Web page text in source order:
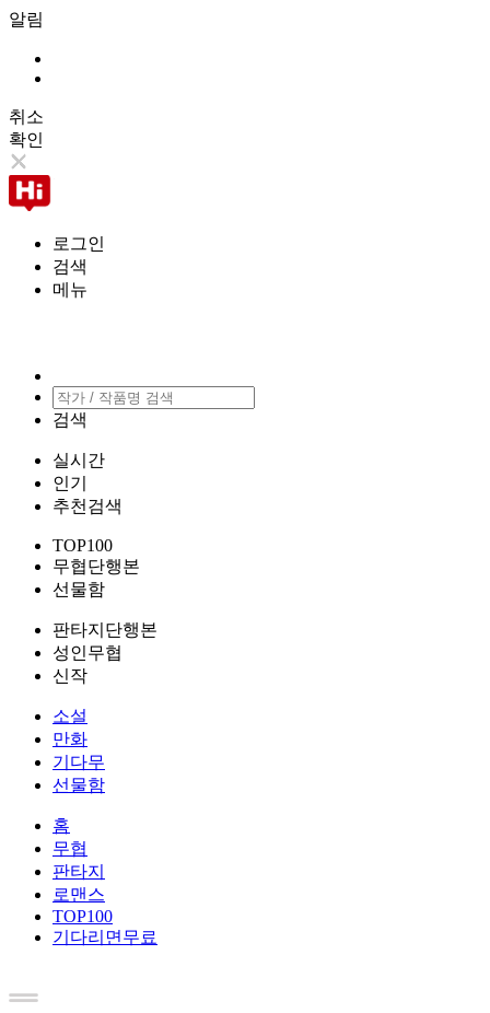
알림
취소
확인
로그인
검색
메뉴
검색
실시간
인기
추천검색
TOP100
무협단행본
선물함
판타지단행본
성인무협
신작
소설
만화
기다무
선물함
홈
무협
판타지
로맨스
TOP100
기다리면무료